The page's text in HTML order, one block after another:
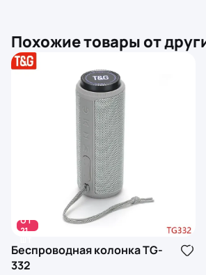
Похожие товары от
ОТ
21
Беспроводная колонка TG-
332